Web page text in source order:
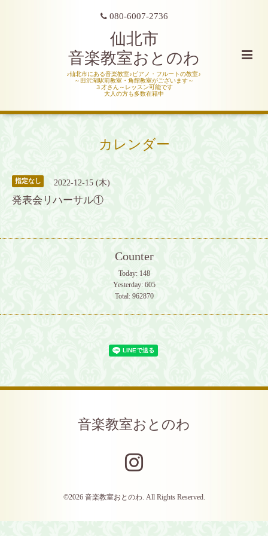
080-6007-2736
仙北市
音楽教室おとのわ
♪仙北市にある音楽教室♪ピアノ・フルートの教室♪
～田沢湖駅前教室・角館教室がございます～
３才さん～レッスン可能です
大人の方も多数在籍中
カレンダー
指定なし 2022-12-15 (木)
発表会リハーサル①
Counter
Today: 148
Yesterday: 605
Total: 962870
音楽教室おとのわ
©2026 音楽教室おとのわ. All Rights Reserved.